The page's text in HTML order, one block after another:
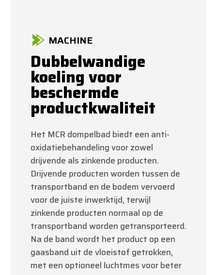
MACHINE
Dubbelwandige
koeling voor
beschermde
productkwaliteit
Het MCR dompelbad biedt een anti-
oxidatiebehandeling voor zowel
drijvende als zinkende producten.
Drijvende producten worden tussen de
transportband en de bodem vervoerd
voor de juiste inwerktijd, terwijl
zinkende producten normaal op de
transportband worden getransporteerd.
Na de band wordt het product op een
gaasband uit de vloeistof getrokken,
met een optioneel luchtmes voor beter